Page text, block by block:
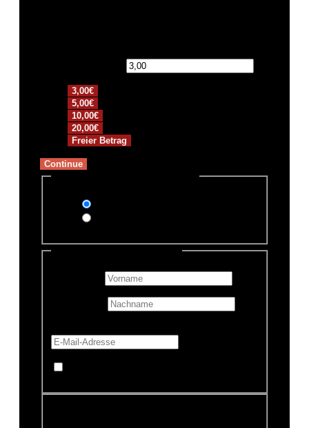
3,00€
5,00€
10,00€
20,00€
Freier Betrag
Continue